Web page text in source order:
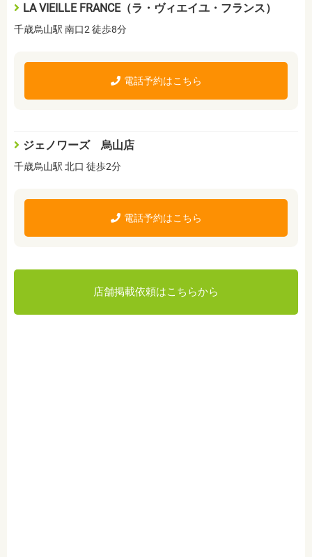
LA VIEILLE FRANCE（ラ・ヴィエイユ・フランス）
千歳烏山駅 南口2 徒歩8分
電話予約はこちら
ジェノワーズ 烏山店
千歳烏山駅 北口 徒歩2分
電話予約はこちら
店舗掲載依頼はこちらから